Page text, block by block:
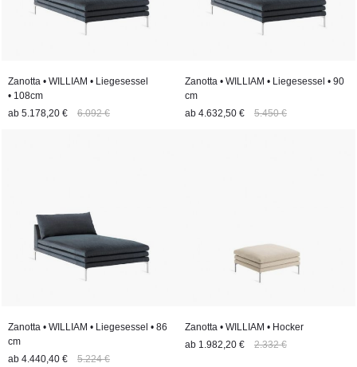
Zanotta • WILLIAM • Liegesessel
• 108cm
ab 5.178,20 € 6.092 €
Zanotta • WILLIAM • Liegesessel • 90
cm
ab 4.632,50 € 5.450 €
Zanotta • WILLIAM • Liegesessel • 86
cm
ab 4.440,40 € 5.224 €
Zanotta • WILLIAM • Hocker
ab 1.982,20 € 2.332 €